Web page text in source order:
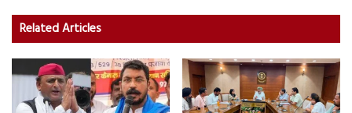
Related Articles